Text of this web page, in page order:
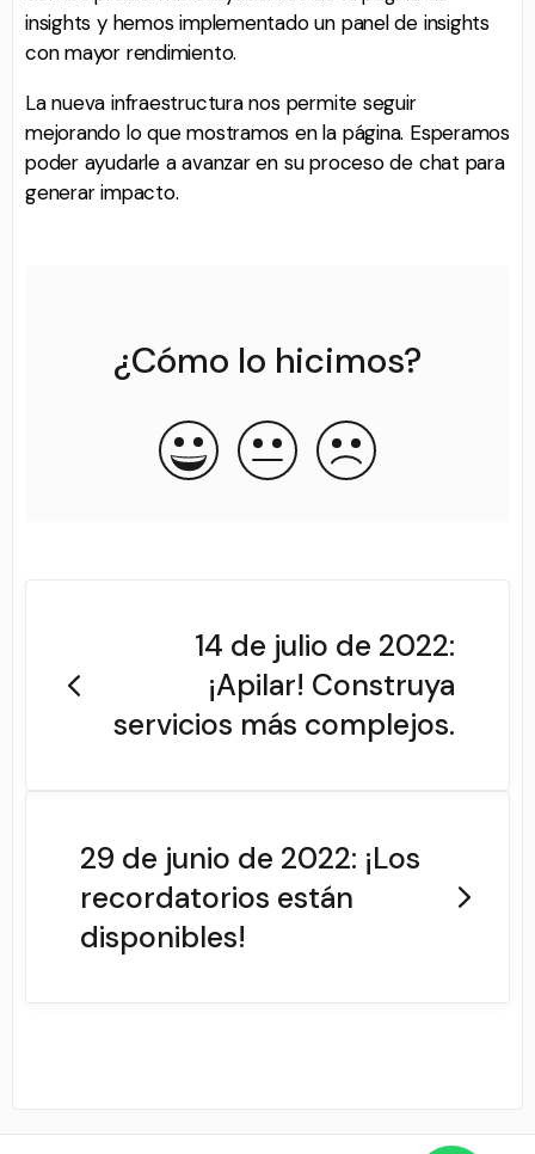
insights y hemos implementado un panel de insights
con mayor rendimiento.
La nueva infraestructura nos permite seguir
mejorando lo que mostramos en la página. Esperamos
poder ayudarle a avanzar en su proceso de chat para
generar impacto.
¿Cómo lo hicimos?
14 de julio de 2022:
¡Apilar! Construya
servicios más complejos.
29 de junio de 2022: ¡Los
recordatorios están
disponibles!